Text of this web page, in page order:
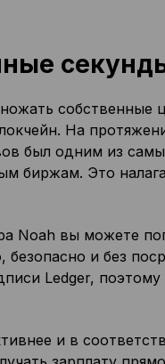
собственные
На
был одним из
биржам. Это
Noah вы можете
безопасно и без
Ledger, поэтому
и в